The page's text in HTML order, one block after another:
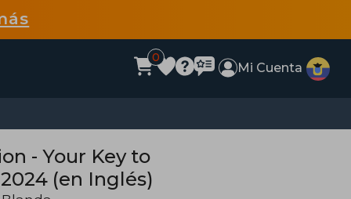
0
Mi Cuenta
- Your Key to
(en Inglés)